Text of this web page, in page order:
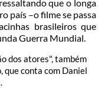
que o longa
país –o filme se passa
brasileiros que
Guerra Mundial.
dos atores", também
que conta com Daniel